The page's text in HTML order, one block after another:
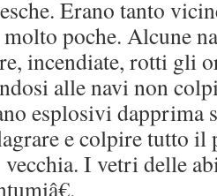
Erano tanto
poche. Alcune
incendiate, rotti gli
alle navi non
esplosivi dapprima
e colpire tutto il
I vetri delle